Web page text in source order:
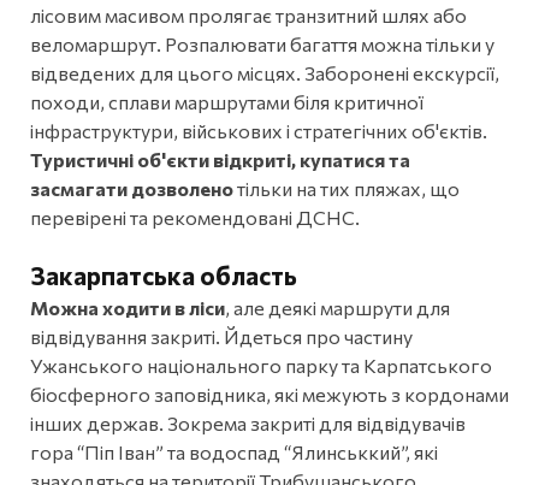
лісовим масивом пролягає транзитний шлях або
веломаршрут. Розпалювати багаття можна тільки у
відведених для цього місцях. Заборонені екскурсії,
походи, сплави маршрутами біля критичної
інфраструктури, військових і стратегічних об'єктів.
Туристичні об'єкти відкриті, купатися та
засмагати дозволенотільки на тих пляжах, що
перевірені та рекомендовані ДСНС.
Закарпатська область
Можна ходити в ліси, але деякі маршрути для
відвідування закриті. Йдеться про частину
Ужанського національного парку та Карпатського
біосферного заповідника, які межують з кордонами
інших держав. Зокрема закриті для відвідувачів
гора “Піп Іван” та водоспад “Ялинськкий”, які